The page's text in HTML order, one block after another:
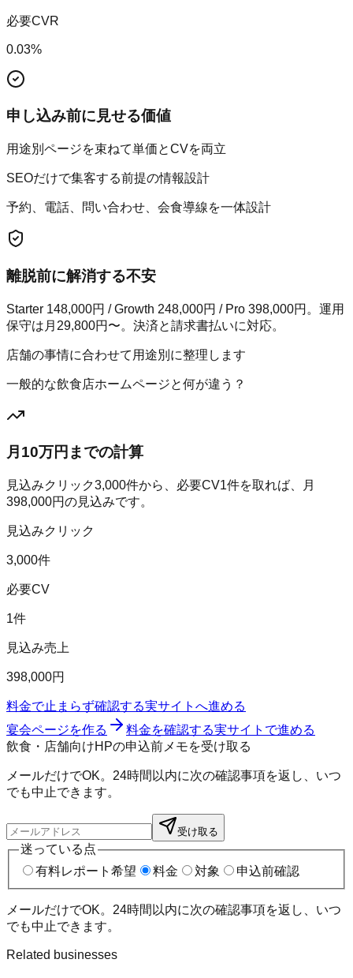
必要CVR
0.03%
申し込み前に見せる価値
用途別ページを束ねて単価とCVを両立
SEOだけで集客する前提の情報設計
予約、電話、問い合わせ、会食導線を一体設計
離脱前に解消する不安
Starter 148,000円 / Growth 248,000円 / Pro 398,000円。運用
保守は月29,800円〜。決済と請求書払いに対応。
店舗の事情に合わせて用途別に整理します
一般的な飲食店ホームページと何が違う？
月10万円までの計算
見込みクリック3,000件から、必要CV1件を取れば、月
398,000円の見込みです。
見込みクリック
3,000件
必要CV
1件
見込み売上
398,000円
料金で止まらず確認する実サイトへ進める
宴会ページを作る
料金を確認する実サイトで進める
飲食・店舗向けHPの申込前メモを受け取る
メールだけでOK。24時間以内に次の確認事項を返し、いつ
でも中止できます。
受け取る
迷っている点
有料レポート希望
料金 対象 申込前確認
メールだけでOK。24時間以内に次の確認事項を返し、いつ
でも中止できます。
Related businesses